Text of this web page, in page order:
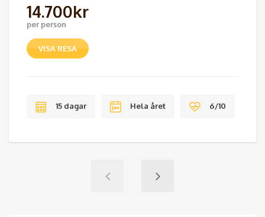
14.700kr
per person
VISA RESA
15 dagar Hela året 6/10